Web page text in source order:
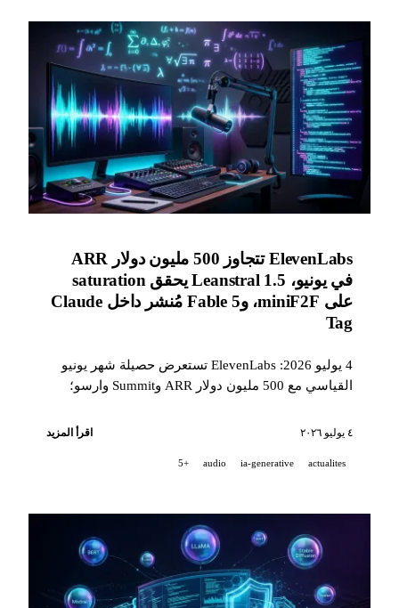
ElevenLabs تتجاوز 500 مليون دولار ARR
في يونيو، Leanstral 1.5 يحقق saturation
على miniF2F، وFable 5 مُنشر داخل Claude
Tag
4 يوليو 2026: ElevenLabs تستعرض حصيلة شهر يونيو
القياسي مع 500 مليون دولار ARR وSummit وارسو؛
الصوري لـ Lean 4؛ وFable 5 ينضم إلى Claude Tag؛ كما
داخل Qwen3-4B مع صفر هلوسة.
٤ يوليو ٢٠٢٦ اقرأ المزيد
actualites
ia-generative
audio
+5